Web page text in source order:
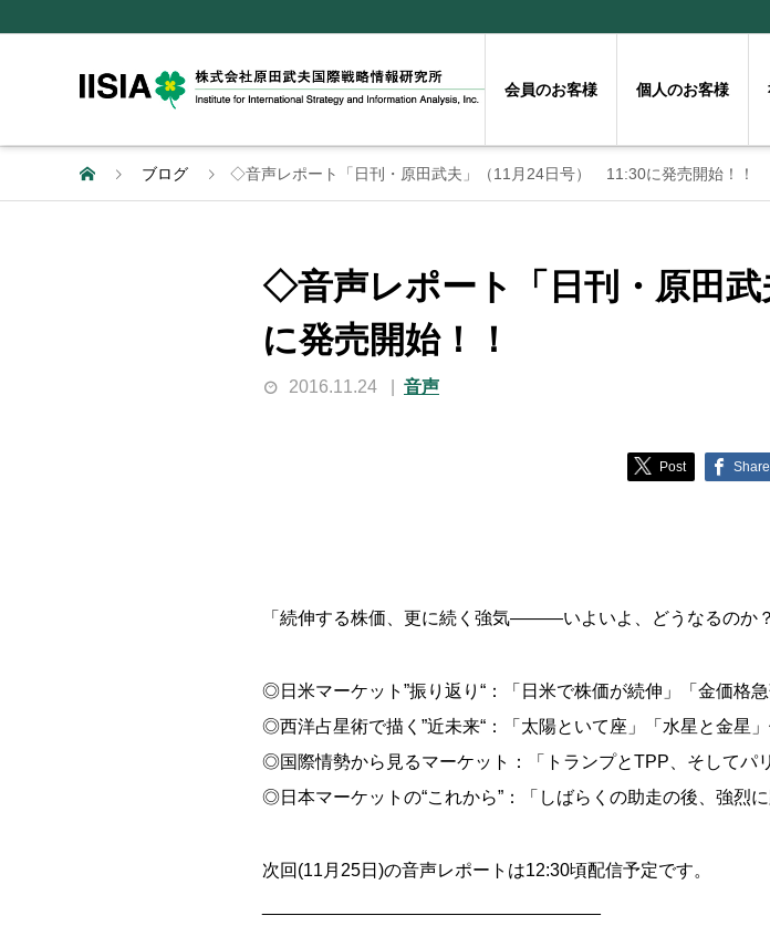
会員のお客様 個人のお客様
ブログ ◇音声レポート「日刊・原田武夫」（11月24日号） 11:30に発売開始！！
◇音声レポート「日刊・原田
に発売開始！！
2016.11.24 音声
Post Share
「続伸する株価、更に続く強気―――いよいよ、どうなるのか？
◎日米マーケット”振り返り“：「日米で株価が続伸」「金価格
◎西洋占星術で描く”近未来“：「太陽といて座」「水星と金星
◎国際情勢から見るマーケット：「トランプとTPP、そしてパ
◎日本マーケットの“これから”：「しばらくの助走の後、強烈
次回(11月25日)の音声レポートは12:30頃配信予定です。